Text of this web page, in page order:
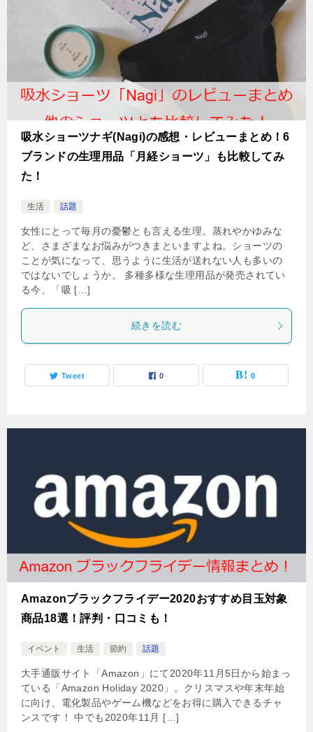
吸水ショーツナギ(Nagi)の感想・レビューまとめ！6
ブランドの生理用品「月経ショーツ」も比較してみ
た！
生活 話題
女性にとって毎月の憂鬱とも言える生理。蒸れやかゆみな
ど、さまざまなお悩みがつきまといますよね。ショーツの
ことが気になって、思うように生活が送れない人も多いの
ではないでしょうか。 多種多様な生理用品が発売されてい
る今、「吸 […]
続きを読む
Tweet 0 0
Amazonブラックフライデー2020おすすめ目玉対象
商品18選！評判・口コミも！
イベント 生活 節約 話題
大手通販サイト「Amazon」にて2020年11月5日から始まっ
ている「Amazon Holiday 2020」。クリスマスや年末年始
に向け、電化製品やゲーム機などをお得に購入できるチャ
ンスです！ 中でも2020年11月 […]